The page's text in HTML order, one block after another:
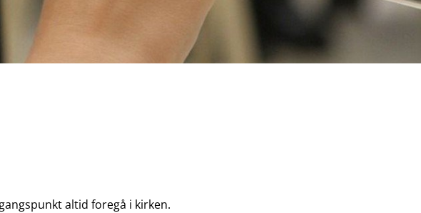
altid foregå i kirken.